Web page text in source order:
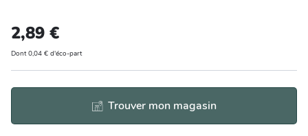
2,89 €
Dont 0,04 € d'éco-part
Trouver mon magasin